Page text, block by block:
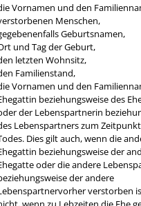
Vornamen und den
Menschen,
Geburtsnamen,
und Tag der Geburt,
letzten Wohnsitz,
Familienstand,
Vornamen und den
beziehungsweise des
der Lebenspartnerin
Lebenspartners zum
Dies gilt auch, wenn die
beziehungsweise der
oder die andere
der andere
verstorben